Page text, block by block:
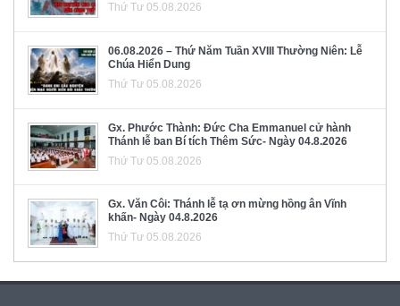
Thứ Tư 05.08.2026
06.08.2026 – Thứ Năm Tuần XVIII Thường Niên: Lễ
Chúa Hiển Dung
Thứ Tư 05.08.2026
Gx. Phước Thành: Đức Cha Emmanuel cử hành
Thánh lễ ban Bí tích Thêm Sức- Ngày 04.8.2026
Thứ Tư 05.08.2026
Gx. Văn Côi: Thánh lễ tạ ơn mừng hồng ân Vĩnh
khấn- Ngày 04.8.2026
Thứ Tư 05.08.2026